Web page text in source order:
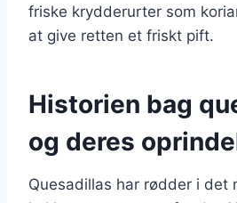
friske krydderurter som
at give retten et friskt pift.
Historien bag
og deres
Quesadillas har rødder i det